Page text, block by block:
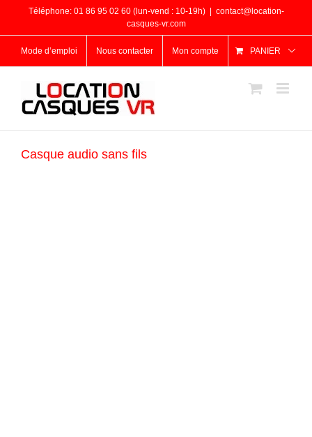
contenu
Téléphone: 01 86 95 02 60 (lun-vend : 10-19h)
contact@location-
casques-vr.com
Mode d’emploi Nous contacter Mon compte PANIER
Casque audio sans fils